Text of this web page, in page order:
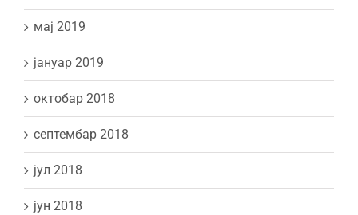
мај 2019
јануар 2019
октобар 2018
септембар 2018
јул 2018
јун 2018